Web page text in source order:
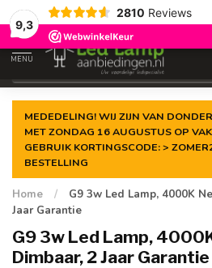
9,3
2810 Reviews
Gegarandeerde delaagste prijs
MENU
MEDEDELING! WIJ ZIJN VAN
MET ZONDAG 16 AUGUSTUS OP
GEBRUIK KORTINGSCODE: >
BESTELLING
Home /
G9 3w Led Lamp, 4000K
Jaar Garantie
G9 3w Led Lamp,
Dimbaar, 2 Jaar Garantie